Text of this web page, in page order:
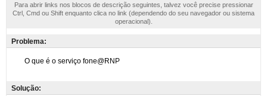
Para abrir links nos blocos de descrição seguintes, talvez você precise pressionar
Ctrl, Cmd ou Shift enquanto clica no link (dependendo do seu navegador ou sistema
operacional).
Problema:
Solução: